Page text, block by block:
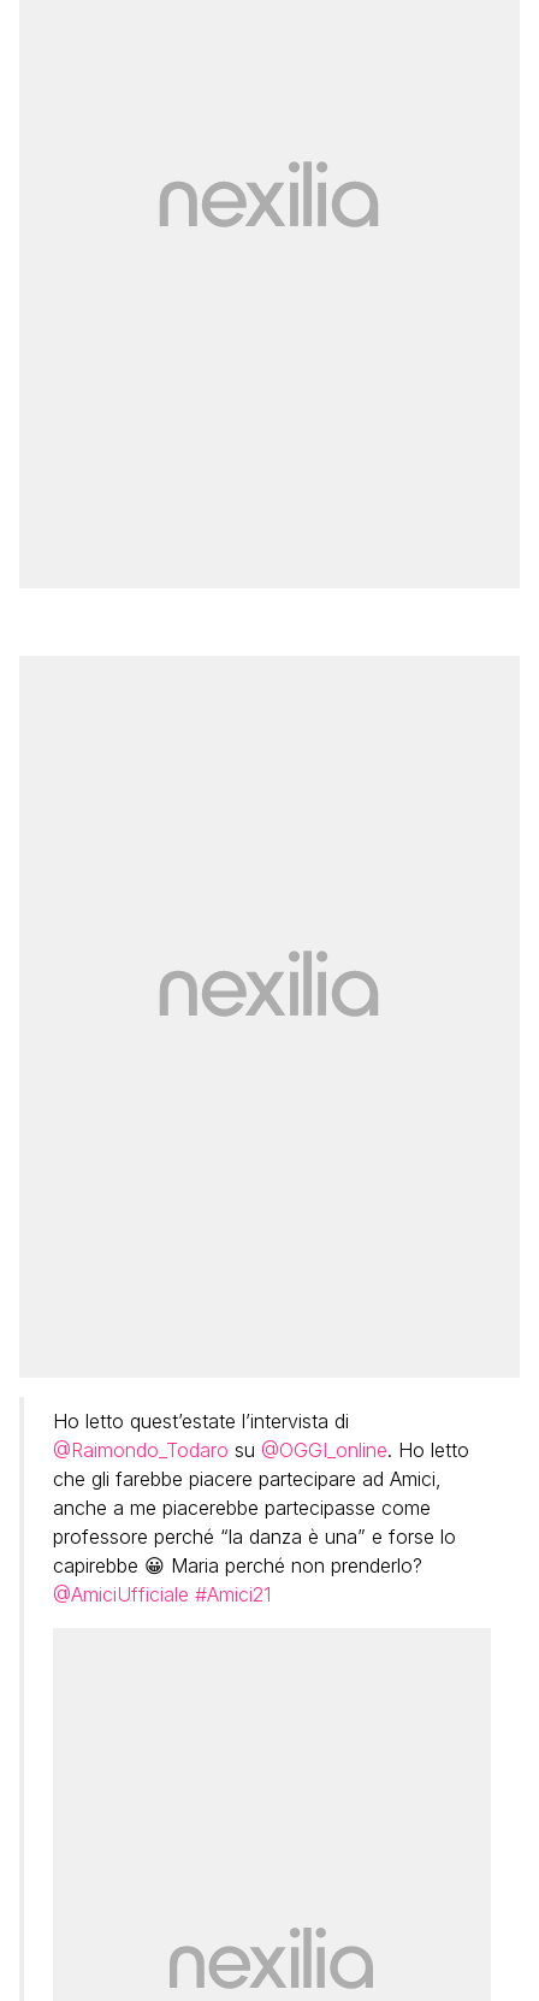
Ho letto quest’estate l’intervista di
@Raimondo_Todaro su @OGGI_online. Ho letto
che gli farebbe piacere partecipare ad Amici,
anche a me piacerebbe partecipasse come
professore perché “la danza è una” e forse lo
capirebbe 😀 Maria perché non prenderlo?
@AmiciUfficiale #Amici21